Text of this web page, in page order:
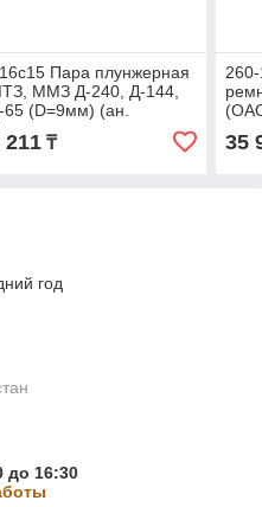
Пара плунжерная
ММЗ Д-240, Д-144,
65 (D=9мм) (ан.
1111410-01 НЗТА)
211₸ 35
год
до 16:30